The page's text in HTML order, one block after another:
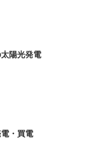
陽光発電
・買電